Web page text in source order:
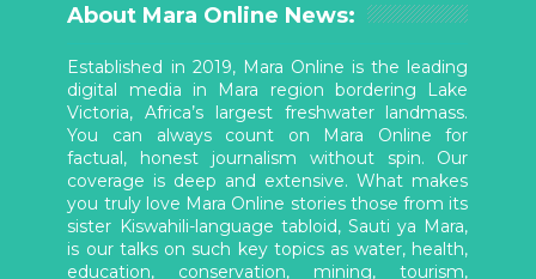
About Mara Online News:
Established in 2019, Mara Online is the leading
digital media in Mara region bordering Lake
Victoria, Africa’s largest freshwater landmass.
You can always count on Mara Online for
factual, honest journalism without spin. Our
coverage is deep and extensive. What makes
you truly love Mara Online stories those from its
sister Kiswahili-language tabloid, Sauti ya Mara,
is our talks on such key topics as water, health,
education, conservation, mining, tourism,